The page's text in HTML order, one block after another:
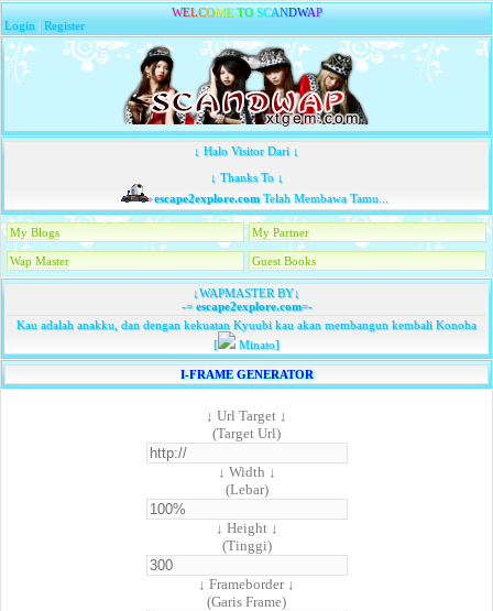
WELCOME TO SCANDWAP
Login |Register
↓ Halo Visitor Dari ↓
↓ Thanks To ↓
escape2explore.comTelah Membawa Tamu...
My Blogs My Partner
Wap Master Guest Books
↓WAPMASTER BY↓
-=escape2explore.com=-
Kau adalah anakku, dan dengan kekuatan Kyuubi kau akan membangun kembali Konoha
[
Minato]
I-FRAME GENERATOR
↓ Url Target ↓
(Target Url)
↓ Width ↓
(Lebar)
↓ Height ↓
(Tinggi)
↓ Frameborder ↓
(Garis Frame)